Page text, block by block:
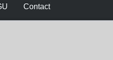
Contact